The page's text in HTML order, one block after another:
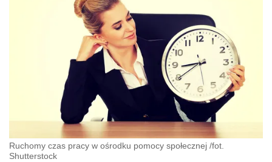
Ruchomy czas pracy w ośrodku pomocy społecznej /fot.
Shutterstock